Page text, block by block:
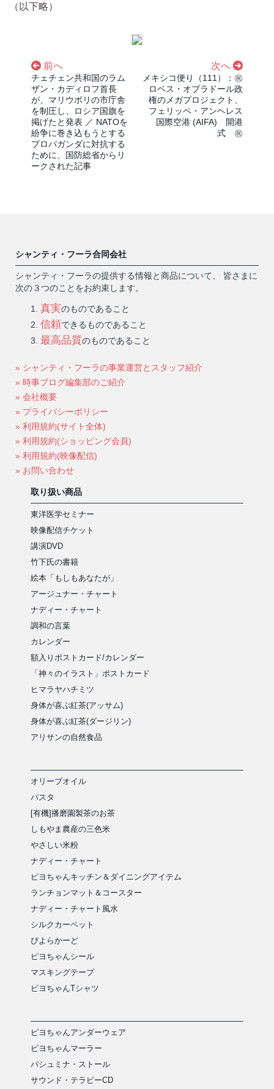
（以下略）
前へ
チェチェン共和国のラム
ザン・カディロフ首長
が、マリウポリの市庁舎
を制圧し、ロシア国旗を
掲げたと発表 ／ NATOを
紛争に巻き込もうとする
プロパガンダに対抗する
ために、国防総省からリ
ークされた記事
次へ
メキシコ便り（111）：㊗️
ロペス・オブラドール政
権のメガプロジェクト、
フェリッペ・アンヘレス
国際空港 (AIFA) 開港
式 ㊗️
シャンティ・フーラ合同会社
シャンティ・フーラの提供する情報と商品について、 皆さまに
次の３つのことをお約束します。
真実のものであること
信頼できるものであること
最高品質のものであること
» シャンティ・フーラの事業運営とスタッフ紹介
» 時事ブログ編集部のご紹介
» 会社概要
» プライバシーポリシー
» 利用規約(サイト全体)
» 利用規約(ショッピング会員)
» 利用規約(映像配信)
» お問い合わせ
取り扱い商品
東洋医学セミナー
映像配信チケット
講演DVD
竹下氏の書籍
絵本「もしもあなたが」
アージュナー・チャート
ナディー・チャート
調和の言葉
カレンダー
額入りポストカード/カレンダー
「神々のイラスト」ポストカード
ヒマラヤハチミツ
身体が喜ぶ紅茶(アッサム)
身体が喜ぶ紅茶(ダージリン)
アリサンの自然食品
オリーブオイル
パスタ
[有機]播磨園製茶のお茶
しもやま農産の三色米
やさしい米粉
ナディー・チャート
ピヨちゃんキッチン＆ダイニングアイテム
ランチョンマット＆コースター
ナディー・チャート風水
シルクカーペット
ぴよらかーど
ピヨちゃんシール
マスキングテープ
ピヨちゃんTシャツ
ピヨちゃんアンダーウェア
ピヨちゃんマーラー
パシュミナ・ストール
サウンド・テラピーCD